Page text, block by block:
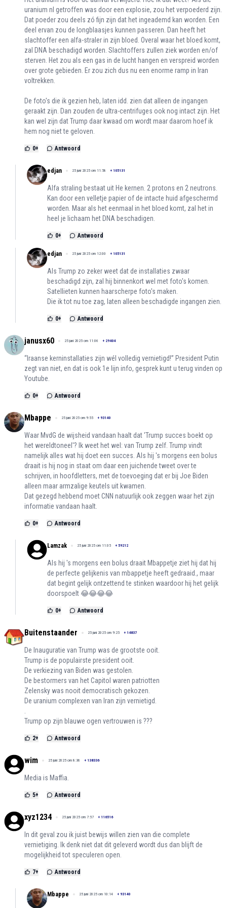
uranium nl getroffen was door een explosie, zou het verpoederd zijn.
Dat poeder zou deels zó fijn zijn dat het ingeademd kan worden. Een
deel ervan zou de longblaasjes kunnen passeren. Dan heeft het
slachtoffer een alfa-straler in zijn bloed. Overal waar het bloed komt,
zal DNA beschadigd worden. Slachtoffers zullen ziek worden en/of
sterven. Het zou als een gas in de lucht hangen en verspreid worden
over grote gebieden. Er zou zich dus nu een enorme ramp in Iran
voltrekken.
De foto's die ik gezien heb, laten idd. zien dat alleen de ingangen
geraakt zijn. Dan zouden de ultra-centrifuges ook nog intact zijn. Het
kan wel zijn dat Trump daar kwaad om wordt maar daarom hoef ik
hem nog niet te geloven.
0+ Antwoord
edjan 25 juni 2025 om 11:58 + 105131
Alfa straling bestaat uit He kernen. 2 protons en 2 neutrons.
Kan door een velletje papier of de intacte huid afgeschermd
worden. Maar als het eenmaal in het bloed komt, zal het in
heel je lichaam het DNA beschadigen.
0+ Antwoord
edjan 25 juni 2025 om 12:00 + 105131
Als Trump zo zeker weet dat de installaties zwaar
beschadigd zijn, zal hij binnenkort wel met foto's komen.
Satellieten kunnen haarscherpe foto's maken.
Die ik tot nu toe zag, laten alleen beschadigde ingangen zien.
0+ Antwoord
janusx60 25 juni 2025 om 11:06 + 29404
“Iraanse kerninstallaties zijn wél volledig vernietigd!” President Putin
zegt van niet, en dat is ook 1e lijn info, gesprek kunt u terug vinden op
Youtube.
0+ Antwoord
Mbappe 25 juni 2025 om 9:55 + 93140
Waar MvdG de wijsheid vandaan haalt dat 'Trump succes boekt op
het wereldtoneel'? Ik weet het wel: van Trump zelf. Trump vindt
namelijk alles wat hij doet een succes. Als hij 's morgens een bolus
draait is hij nog in staat om daar een juichende tweet over te
schrijven, in hoofdletters, met de toevoeging dat er bij Joe Biden
alleen maar armzalige keutels uit kwamen.
Dat gezegd hebbend moet CNN natuurlijk ook zeggen waar het zijn
informatie vandaan haalt.
0+ Antwoord
Lamzak 25 juni 2025 om 11:05 + 59212
Als hij 's morgens een bolus draait Mbappetje ziet hij dat hij
de perfecte gelijkenis van mbappetje heeft gedraaid., maar
dat begint gelijk ontzettend te stinken waardoor hij het gelijk
doorspoelt 😂😂😂😂
0+ Antwoord
Buitenstaander 25 juni 2025 om 9:25 + 14837
De Inauguratie van Trump was de grootste ooit.
Trump is de populairste president ooit.
De verkiezing van Biden was gestolen.
De bestormers van het Capitol waren patriotten
Zelensky was nooit democratisch gekozen.
De uranium complexen van Iran zijn vernietigd.
Trump op zijn blauwe ogen vertrouwen is ???
2+ Antwoord
wim 25 juni 2025 om 8:36 + 138336
Media is Maffia.
5+ Antwoord
xyz1234 25 juni 2025 om 7:57 + 116516
In dit geval zou ik juist bewijs willen zien van die complete
vernietiging. Ik denk niet dat dit geleverd wordt dus dan blijft de
mogelijkheid tot speculeren open.
7+ Antwoord
Mbappe 25 juni 2025 om 10:14 + 93140